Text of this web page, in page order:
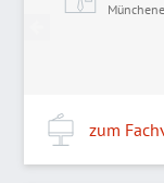
zum